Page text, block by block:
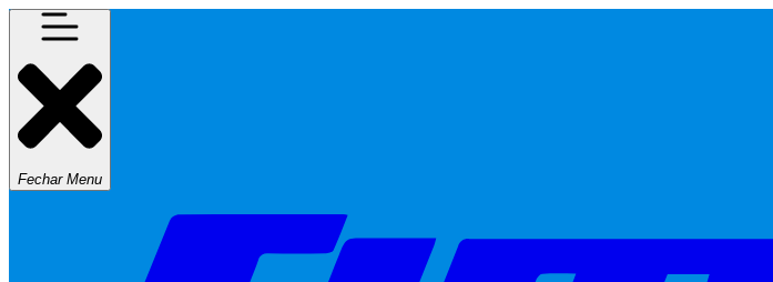
Fechar Menu